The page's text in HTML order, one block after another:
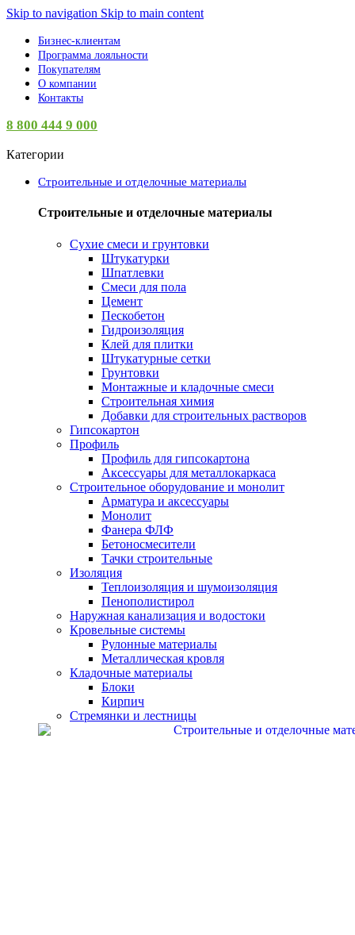
Skip to navigation Skip to main content
Бизнес-клиентам
Программа лояльности
Покупателям
О компании
Контакты
8 800 444 9 000
Категории
Строительные и отделочные материалы
Строительные и отделочные материалы
Сухие смеси и грунтовки
Штукатурки
Шпатлевки
Смеси для пола
Цемент
Пескобетон
Гидроизоляция
Клей для плитки
Штукатурные сетки
Грунтовки
Монтажные и кладочные смеси
Строительная химия
Добавки для строительных растворов
Гипсокартон
Профиль
Профиль для гипсокартона
Аксессуары для металлокаркаса
Строительное оборудование и монолит
Арматура и аксессуары
Монолит
Фанера ФЛФ
Бетоносмесители
Тачки строительные
Изоляция
Теплоизоляция и шумоизоляция
Пенополистирол
Наружная канализация и водостоки
Кровельные системы
Рулонные материалы
Металлическая кровля
Кладочные материалы
Блоки
Кирпич
Стремянки и лестницы